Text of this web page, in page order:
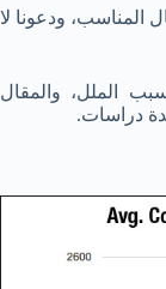
المناسب، ودعونا لا
الملل، والمقال
دراسات.